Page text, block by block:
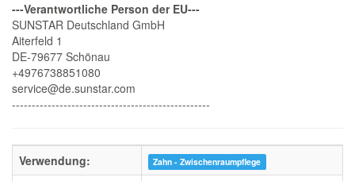
---Verantwortliche Person der EU---
SUNSTAR Deutschland GmbH
Aiterfeld 1
DE-79677 Schönau
+4976738851080
service@de.sunstar.com
--------------------------------------------------
Verwendung: Zahn - Zwischenraumpflege